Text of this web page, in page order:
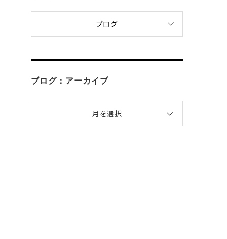
ブログ
ブログ：アーカイブ
月を選択